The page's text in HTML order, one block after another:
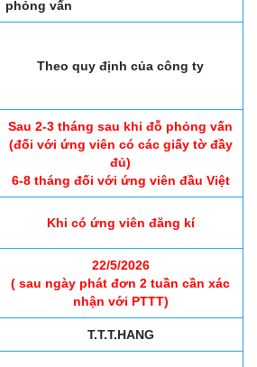
phỏng vấn
Theo quy định của công ty
Sau 2-3 tháng sau khi đỗ phỏng vấn
(đối với ứng viên có các giấy tờ đầy
đủ)
6-8 tháng đối với ứng viên đầu Việt
Khi có ứng viên đăng kí
22/5/2026
( sau ngày phát đơn 2 tuần cần xác
nhận với PTTT)
T.T.T.HANG